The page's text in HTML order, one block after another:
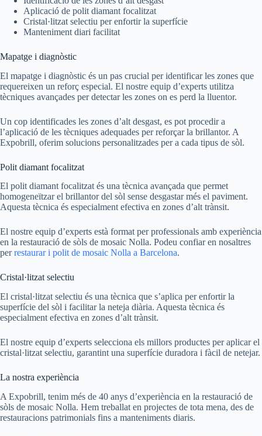
Aplicació de polit diamant focalitzat
Cristal·litzat selectiu per enfortir la superfície
Manteniment diari facilitat
Mapatge i diagnòstic
El mapatge i diagnòstic és un pas crucial per identificar les zones que
requereixen un reforç especial. El nostre equip d’experts utilitza
tècniques avançades per detectar les zones on es perd la lluentor.
Un cop identificades les zones d’alt desgast, es pot procedir a
l’aplicació de les tècniques adequades per reforçar la brillantor. A
Expobrill, oferim solucions personalitzades per a cada tipus de sòl.
Polit diamant focalitzat
El polit diamant focalitzat és una tècnica avançada que permet
homogeneïtzar el brillantor del sòl sense desgastar més el paviment.
Aquesta tècnica és especialment efectiva en zones d’alt trànsit.
El nostre equip d’experts està format per professionals amb experiència
en la restauració de sòls de mosaic Nolla. Podeu confiar en nosaltres
perrestaurar i polit de mosaic Nolla a Barcelona.
Cristal·litzat selectiu
El cristal·litzat selectiu és una tècnica que s’aplica per enfortir la
superfície del sòl i facilitar la neteja diària. Aquesta tècnica és
especialment efectiva en zones d’alt trànsit.
El nostre equip d’experts selecciona els millors productes per aplicar el
cristal·litzat selectiu, garantint una superfície duradora i fàcil de netejar.
La nostra experiència
A Expobrill, tenim més de 40 anys d’experiència en la restauració de
sòls de mosaic Nolla. Hem treballat en projectes de tota mena, des de
restauracions patrimonials fins a manteniments diaris.